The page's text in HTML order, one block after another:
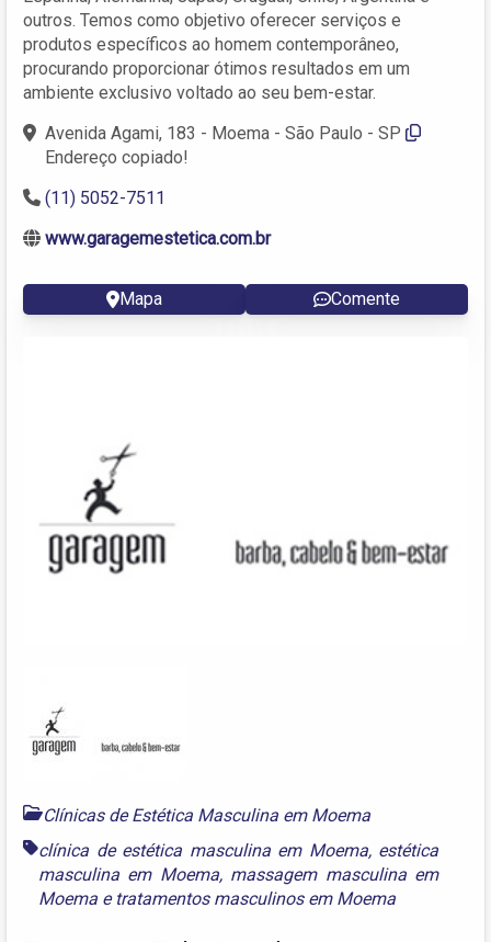
outros. Temos como objetivo oferecer serviços e
produtos específicos ao homem contemporâneo,
procurando proporcionar ótimos resultados em um
ambiente exclusivo voltado ao seu bem-estar.
Avenida Agami, 183 - Moema - São Paulo - SP
Endereço copiado!
(11) 5052-7511
www.garagemestetica.com.br
Mapa Comente
Clínicas de Estética Masculina em Moema
clínica de estética masculina em Moema, estética
masculina em Moema, massagem masculina em
Moema e tratamentos masculinos em Moema